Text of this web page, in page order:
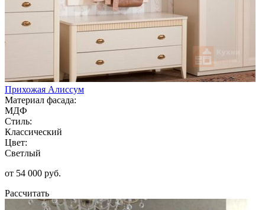
Прихожая Алиссум
Материал фасада:
МДФ
Стиль:
Классический
Цвет:
Светлый
от 54 000 руб.
Рассчитать